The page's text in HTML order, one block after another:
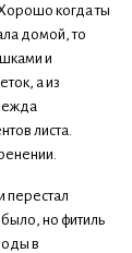
когда ты
домой, то
и
а из
листа.
перестал
но фитиль
в